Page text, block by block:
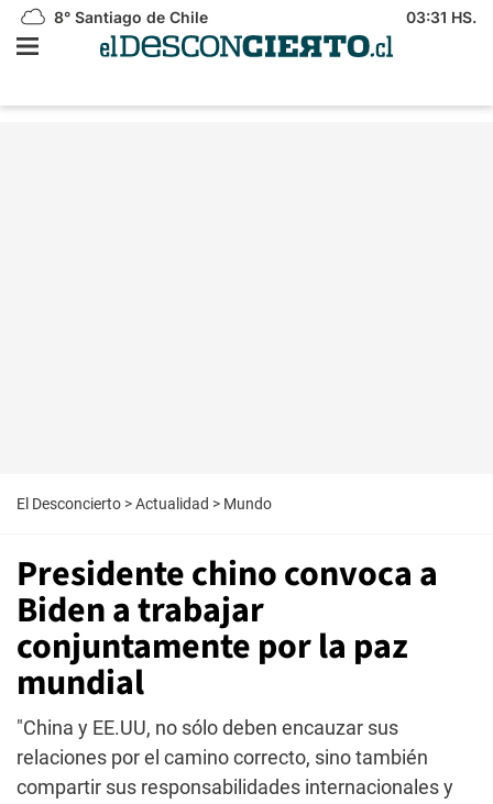
8° Santiago de Chile 03:31 HS.
El Desconcierto >Actualidad > Mundo
Presidente chino convoca a
Biden a trabajar
conjuntamente por la paz
mundial
"China y EE.UU, no sólo deben encauzar sus
relaciones por el camino correcto, sino también
compartir sus responsabilidades internacionales y